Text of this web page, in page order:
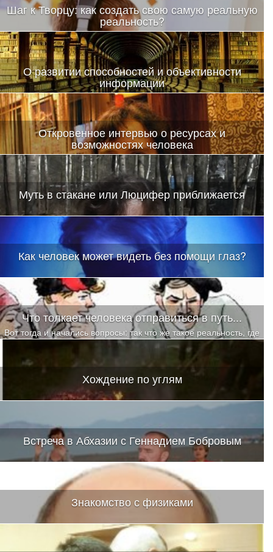
Шаг к Творцу: как создать свою самую реальную
реальность?
При синхронизации работы (при выходе на одну частоту) в
области альфа-ритма и проскакивает та самая божественная
искра, которую называют озарением.
О развитии способностей и объективности
информации
Откровенное интервью о ресурсах и
возможностях человека
Когда дело касается саморазвития, духовных практик и
вопросов освоения новых психотехник, бывает сложно
разобраться
Муть в стакане или Люцифер приближается
Как человек может видеть без помощи глаз?
Что толкает человека отправиться в путь...
Вот тогда и начались вопросы: так что же такое реальность, где
она находится, по каким законам и принципам формируется,
кто тот, кто формирует, а самый главный — КТО Я?
Хождение по углям
Встреча в Абхазии с Геннадием Бобровым
Знакомство с физиками